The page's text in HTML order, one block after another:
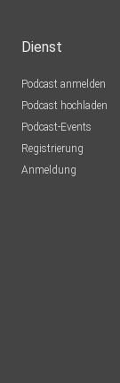
Dienst
Podcast anmelden
Podcast hochladen
Podcast-Events
Registrierung
Anmeldung